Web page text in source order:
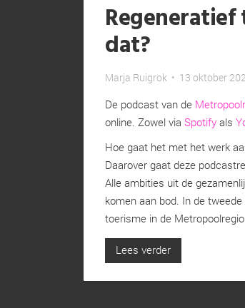
dat?
Marja Ruigrok • 13 oktober
De podcast van de
online. Zowel via Spotify als
Hoe gaat het met het werk
Daarover gaat deze
Alle ambities uit de
komen aan bod. In de
toerisme in de
Lees verder